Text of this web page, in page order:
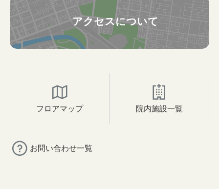
アクセスについて
フロアマップ 院内施設一覧
お問い合わせ一覧